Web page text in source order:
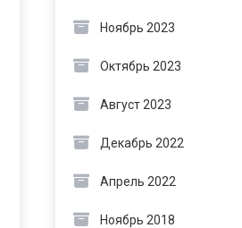
Ноябрь 2023
Октябрь 2023
Август 2023
Декабрь 2022
Апрель 2022
Ноябрь 2018